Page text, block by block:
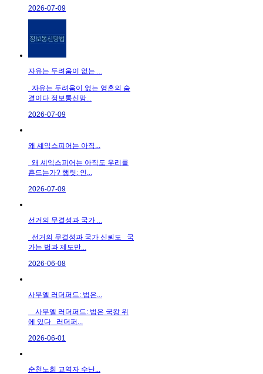
2026-07-09
자유는 두려움이 없는 ...
자유는 두려움이 없는 영혼의 숨
결이다 정보통신망...
2026-07-09
왜 셰익스피어는 아직...
왜 셰익스피어는 아직도 우리를
흔드는가? 햄릿: 인...
2026-07-09
선거의 무결성과 국가 ...
선거의 무결성과 국가 신뢰도 국
가는 법과 제도만...
2026-06-08
사무엘 러더퍼드: 법은...
사무엘 러더퍼드: 법은 국왕 위
에 있다 러더퍼...
2026-06-01
순천노회 교역자 수난...